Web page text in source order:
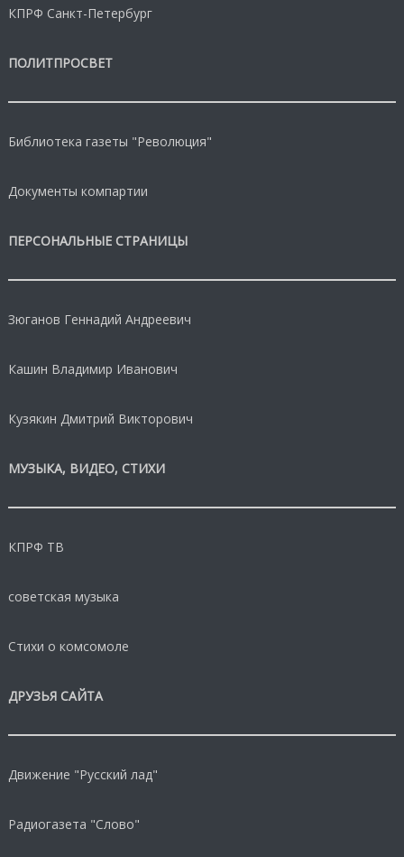
КПРФ Санкт-Петербург
ПОЛИТПРОСВЕТ
Библиотека газеты "Революция"
Документы компартии
ПЕРСОНАЛЬНЫЕ СТРАНИЦЫ
Зюганов Геннадий Андреевич
Кашин Владимир Иванович
Кузякин Дмитрий Викторович
МУЗЫКА, ВИДЕО, СТИХИ
КПРФ ТВ
советская музыка
Стихи о комсомоле
ДРУЗЬЯ САЙТА
Движение "Русский лад"
Радиогазета "Слово"